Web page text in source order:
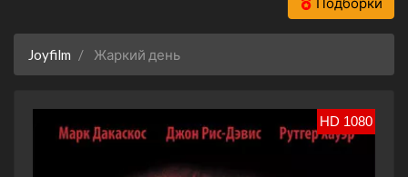
Joyfilm Жаркий день
HD 1080